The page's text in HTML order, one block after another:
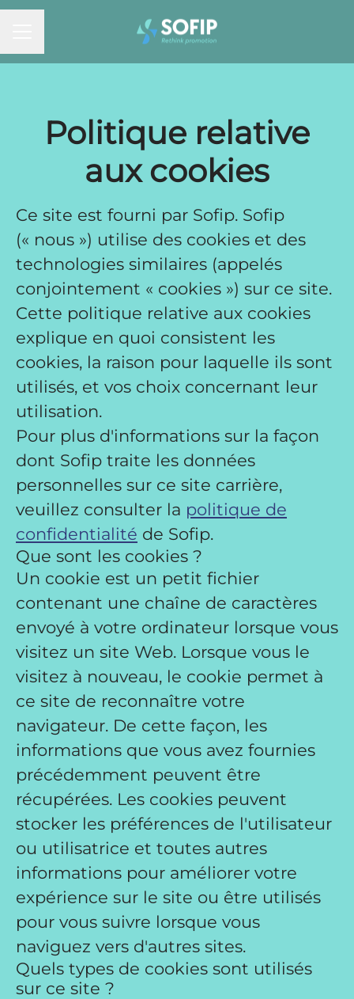
Politique relative
aux cookies
Ce site est fourni par Sofip. Sofip
(« nous ») utilise des cookies et des
technologies similaires (appelés
conjointement « cookies ») sur ce site.
Cette politique relative aux cookies
explique en quoi consistent les
cookies, la raison pour laquelle ils sont
utilisés, et vos choix concernant leur
utilisation.
Pour plus d'informations sur la façon
dont Sofip traite les données
personnelles sur ce site carrière,
veuillez consulter la politique de
confidentialité de Sofip.
Que sont les cookies ?
Un cookie est un petit fichier
contenant une chaîne de caractères
envoyé à votre ordinateur lorsque vous
visitez un site Web. Lorsque vous le
visitez à nouveau, le cookie permet à
ce site de reconnaître votre
navigateur. De cette façon, les
informations que vous avez fournies
précédemment peuvent être
récupérées. Les cookies peuvent
stocker les préférences de l'utilisateur
ou utilisatrice et toutes autres
informations pour améliorer votre
expérience sur le site ou être utilisés
pour vous suivre lorsque vous
naviguez vers d'autres sites.
Quels types de cookies sont utilisés
sur ce site ?